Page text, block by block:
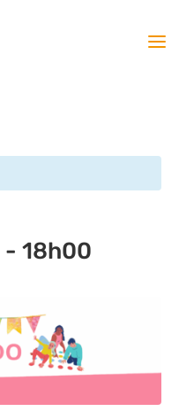
- 18h00